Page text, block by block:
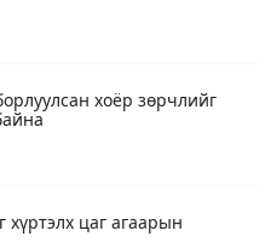
хоёр зөрчлийг
цаг агаарын